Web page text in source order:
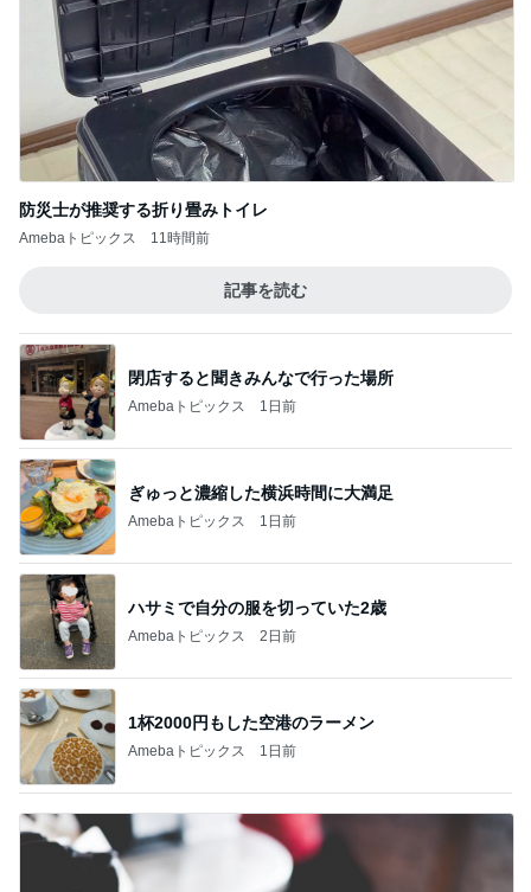
防災士が推奨する折り畳みトイレ
Amebaトピックス 11時間前
記事を読む
閉店すると聞きみんなで行った場所
Amebaトピックス 1日前
ぎゅっと濃縮した横浜時間に大満足
Amebaトピックス 1日前
ハサミで自分の服を切っていた2歳
Amebaトピックス 2日前
1杯2000円もした空港のラーメン
Amebaトピックス 1日前